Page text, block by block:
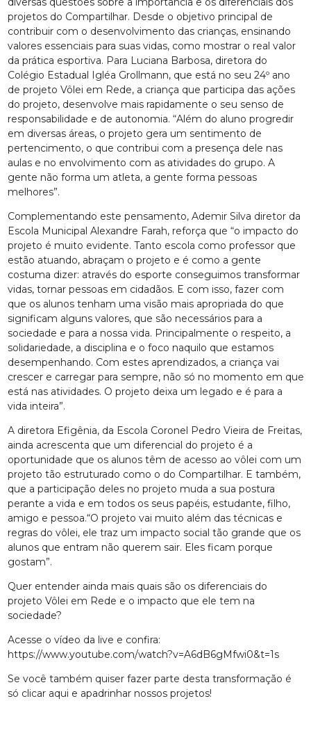
projetos do Compartilhar. Desde o objetivo principal de
contribuir com o desenvolvimento das crianças, ensinando
valores essenciais para suas vidas, como mostrar o real valor
da prática esportiva. Para Luciana Barbosa, diretora do
Colégio Estadual Igléa Grollmann, que está no seu 24º ano
de projeto Vôlei em Rede, a criança que participa das ações
do projeto, desenvolve mais rapidamente o seu senso de
responsabilidade e de autonomia. “Além do aluno progredir
em diversas áreas, o projeto gera um sentimento de
pertencimento, o que contribui com a presença dele nas
aulas e no envolvimento com as atividades do grupo. A
gente não forma um atleta, a gente forma pessoas
melhores”.
Complementando este pensamento, Ademir Silva diretor da
Escola Municipal Alexandre Farah, reforça que “o impacto do
projeto é muito evidente. Tanto escola como professor que
estão atuando, abraçam o projeto e é como a gente
costuma dizer: através do esporte conseguimos transformar
vidas, tornar pessoas em cidadãos. E com isso, fazer com
que os alunos tenham uma visão mais apropriada do que
significam alguns valores, que são necessários para a
sociedade e para a nossa vida. Principalmente o respeito, a
solidariedade, a disciplina e o foco naquilo que estamos
desempenhando. Com estes aprendizados, a criança vai
crescer e carregar para sempre, não só no momento em que
está nas atividades. O projeto deixa um legado e é para a
vida inteira”.
A diretora Efigênia, da Escola Coronel Pedro Vieira de Freitas,
ainda acrescenta que um diferencial do projeto é a
oportunidade que os alunos têm de acesso ao vôlei com um
projeto tão estruturado como o do Compartilhar. E também,
que a participação deles no projeto muda a sua postura
perante a vida e em todos os seus papéis, estudante, filho,
amigo e pessoa.“O projeto vai muito além das técnicas e
regras do vôlei, ele traz um impacto social tão grande que os
alunos que entram não querem sair. Eles ficam porque
gostam”.
Quer entender ainda mais quais são os diferenciais do
projeto Vôlei em Rede e o impacto que ele tem na
sociedade?
Acesse o vídeo da live e confira:
https://www.youtube.com/watch?v=A6dB6gMfwi0&t=1s
Se você também quiser fazer parte desta transformação é
só clicar aqui e apadrinhar nossos projetos!